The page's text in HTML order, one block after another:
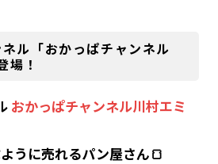
ル「おかっぱチャンネル
場！
おかっぱチャンネル川村エミ
うに売れるパン屋さん🍞